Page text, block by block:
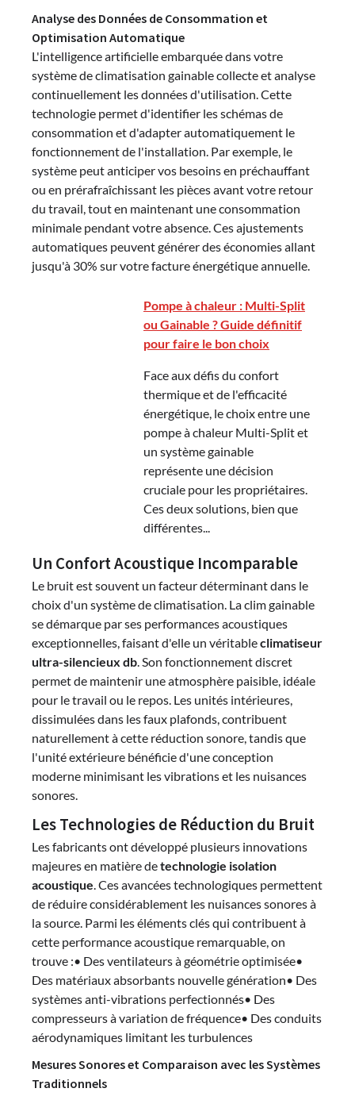
Analyse des Données de Consommation et
Optimisation Automatique
L'intelligence artificielle embarquée dans votre
système de climatisation gainable collecte et analyse
continuellement les données d'utilisation. Cette
technologie permet d'identifier les schémas de
consommation et d'adapter automatiquement le
fonctionnement de l'installation. Par exemple, le
système peut anticiper vos besoins en préchauffant
ou en prérafraîchissant les pièces avant votre retour
du travail, tout en maintenant une consommation
minimale pendant votre absence. Ces ajustements
automatiques peuvent générer des économies allant
jusqu'à 30% sur votre facture énergétique annuelle.
Pompe à chaleur : Multi-Split
ou Gainable ? Guide définitif
pour faire le bon choix
Face aux défis du confort
thermique et de l'efficacité
énergétique, le choix entre une
pompe à chaleur Multi-Split et
un système gainable
représente une décision
cruciale pour les propriétaires.
Ces deux solutions, bien que
différentes...
Un Confort Acoustique Incomparable
Le bruit est souvent un facteur déterminant dans le
choix d'un système de climatisation. La clim gainable
se démarque par ses performances acoustiques
exceptionnelles, faisant d'elle un véritableclimatiseur
ultra-silencieux db. Son fonctionnement discret
permet de maintenir une atmosphère paisible, idéale
pour le travail ou le repos. Les unités intérieures,
dissimulées dans les faux plafonds, contribuent
naturellement à cette réduction sonore, tandis que
l'unité extérieure bénéficie d'une conception
moderne minimisant les vibrations et les nuisances
sonores.
Les Technologies de Réduction du Bruit
Les fabricants ont développé plusieurs innovations
majeures en matière detechnologie isolation
acoustique. Ces avancées technologiques permettent
de réduire considérablement les nuisances sonores à
la source. Parmi les éléments clés qui contribuent à
cette performance acoustique remarquable, on
trouve :• Des ventilateurs à géométrie optimisée•
Des matériaux absorbants nouvelle génération• Des
systèmes anti-vibrations perfectionnés• Des
compresseurs à variation de fréquence• Des conduits
aérodynamiques limitant les turbulences
Mesures Sonores et Comparaison avec les Systèmes
Traditionnels